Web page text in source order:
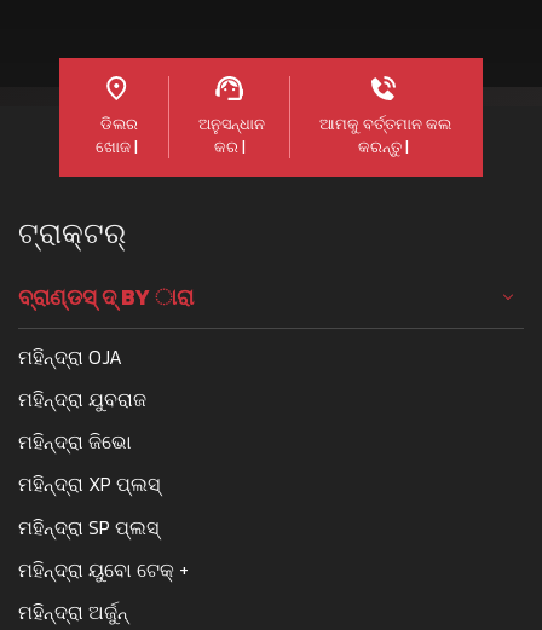
ଡିଲର
ଖୋଜ |
ଅନୁସନ୍ଧାନ
କର |
ଆମକୁ ବର୍ତ୍ତମାନ କଲ
କରନ୍ତୁ |
ଟ୍ରାକ୍ଟର୍
ବ୍ରାଣ୍ଡସ୍ ଦ୍ BY ାରା
ମହିନ୍ଦ୍ରା OJA
ମହିନ୍ଦ୍ରା ଯୁବରାଜ
ମହିନ୍ଦ୍ରା ଜିଭୋ
ମହିନ୍ଦ୍ରା XP ପ୍ଲସ୍
ମହିନ୍ଦ୍ରା SP ପ୍ଲସ୍
ମହିନ୍ଦ୍ରା ୟୁବୋ ଟେକ୍ +
ମହିନ୍ଦ୍ରା ଅର୍ଜୁନ୍